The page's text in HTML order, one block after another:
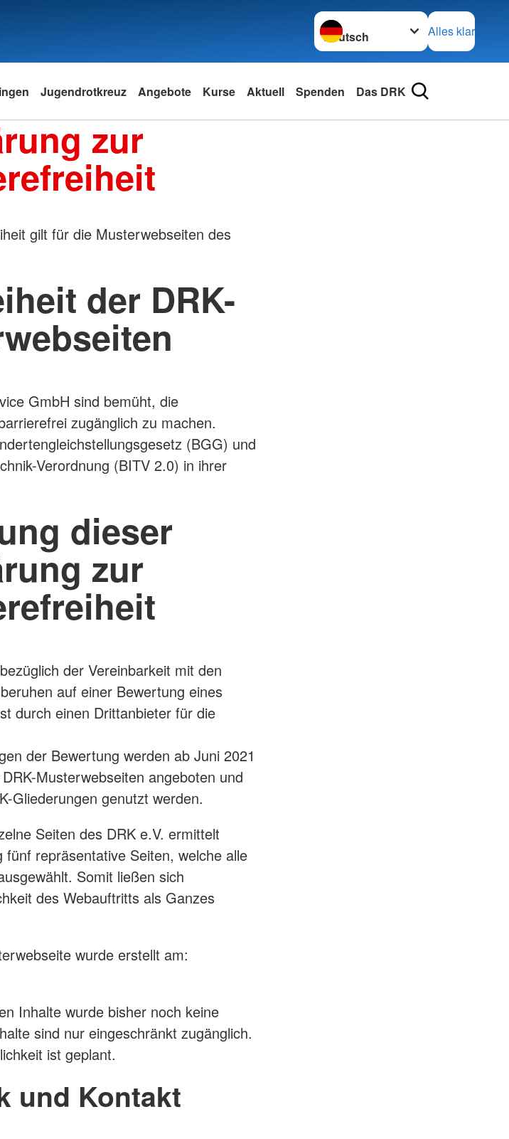
Sprache wechseln zu
Alles klar
Jugendrotkreuz Angebote Kurse Aktuell Spenden Das DRK
zur
gilt für die Musterwebseiten des
der DRK-
GmbH sind bemüht, die
zugänglich zu machen.
(BGG) und
Verordnung (BITV 2.0) in ihrer
dieser
zur
der Vereinbarkeit mit den
auf einer Bewertung eines
durch einen Drittanbieter für die
der Bewertung werden ab Juni 2021
Musterwebseiten angeboten und
Gliederungen genutzt werden.
Seiten des DRK e.V. ermittelt
repräsentative Seiten, welche alle
Somit ließen sich
des Webauftritts als Ganzes
wurde erstellt am:
Inhalte wurde bisher noch keine
sind nur eingeschränkt zugänglich.
ist geplant.
und Kontakt